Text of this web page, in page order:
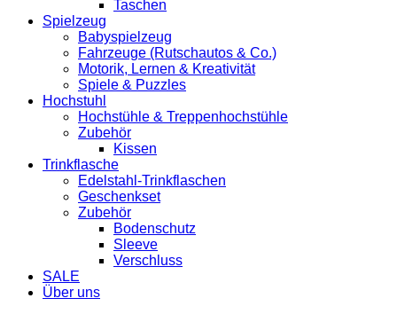
Taschen
Spielzeug
Babyspielzeug
Fahrzeuge (Rutschautos & Co.)
Motorik, Lernen & Kreativität
Spiele & Puzzles
Hochstuhl
Hochstühle & Treppenhochstühle
Zubehör
Kissen
Trinkflasche
Edelstahl-Trinkflaschen
Geschenkset
Zubehör
Bodenschutz
Sleeve
Verschluss
SALE
Über uns